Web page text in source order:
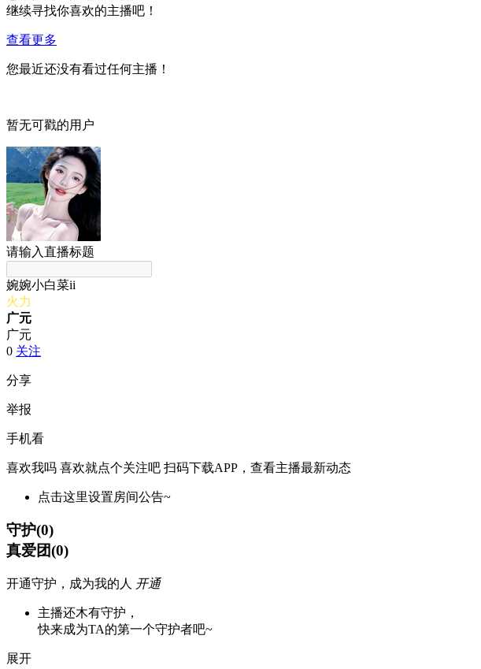
继续寻找你喜欢的主播吧！
查看更多
您最近还没有看过任何主播！
暂无可戳的用户
请输入直播标题
婉婉小白菜ii
火力
广元
广元
0 关注
分享
举报
手机看
喜欢我吗 喜欢就点个关注吧 扫码下载APP，查看主播最新动态
点击这里设置房间公告~
守护(0)
真爱团(0)
开通守护，成为我的人 开通
主播还木有守护，
快来成为TA的第一个守护者吧~
展开